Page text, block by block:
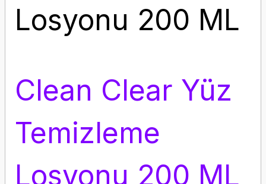
Losyonu 200 ML
Clean Clear Yüz
Temizleme
Losyonu 200 ML